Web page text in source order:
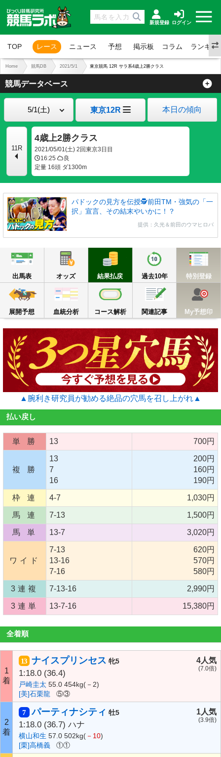
新規登録 ログイン
TOP レース ニュース 予想 掲示板 コラム ランキン
Home 競馬DB 2021/5/1 東京競馬 12R サラ系4歳上2勝クラス
競馬データベース
東京12R 本日の傾向
11R
4歳上2勝クラス
2021/05/01(土) 2回東京3日目
16:25
良
定量 16頭 ダ1300m
パドックの見方を伝授🕵前田TM・強気の「一
択」宣言、その結末やいかに！？
提供：久光＆前田のウマヒロバ
出馬表 オッズ
結果払戻
結果払戻
過去10年
過去10年
特別登録
展開予想
展開予想
血統分析
血統分析
コース解析
コース解析
関連記事
関連記事 My予想印
▲腕利き研究員が勧める絶品の穴馬を召し上がれ▲
払い戻し
単 勝 13 700円
複 勝
13
7
16
200円
160円
190円
枠 連 4-7 1,030円
馬 連 7-13 1,500円
馬 単 13-7 3,020円
ワイド
7-13
13-16
7-16
620円
570円
580円
3連複 7-13-16 2,990円
3連単 13-7-16 15,380円
全着順
1
着
13 ナイスプリンセス 牝5
1:18.0 (36.4)
戸崎圭太 55.0 454kg(－2)
[美]石栗龍
⑤③
4人気
(7.0倍)
2
着
7 パーティナシティ 牡5
1:18.0 (36.7) ハナ
横山和生 57.0 502kg( －10)
[栗]高橋義
①①
1人気
(3.9倍)